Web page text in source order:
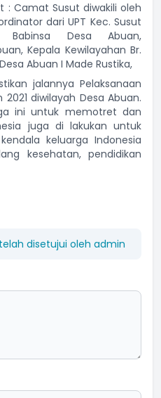
: Camat Susut diwakili oleh
dari UPT Kec. Susut
Babinsa Desa Abuan,
Kepala Kewilayahan Br.
Abuan I Made Rustika,
jalannya Pelaksanaan
diwilayah Desa Abuan.
ini untuk memotret dan
juga di lakukan untuk
keluarga Indonesia
kesehatan, pendidikan
disetujui oleh admin